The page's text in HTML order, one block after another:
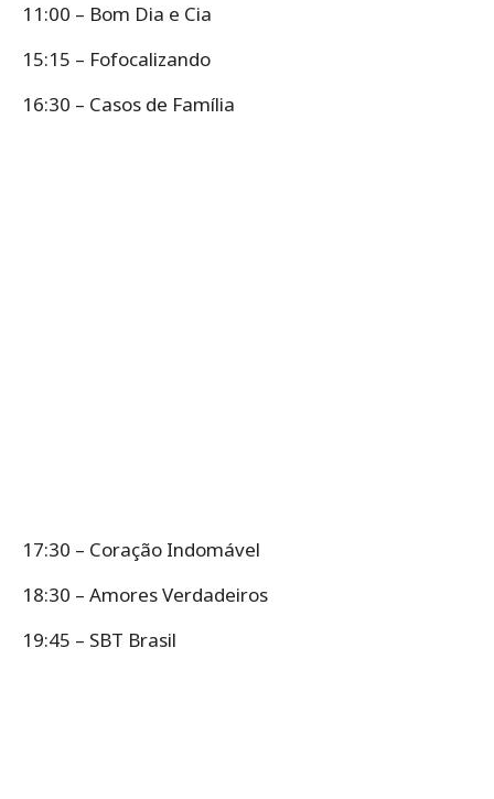
11:00 – Bom Dia e Cia
15:15 – Fofocalizando
16:30 – Casos de Família
17:30 – Coração Indomável
18:30 – Amores Verdadeiros
19:45 – SBT Brasil